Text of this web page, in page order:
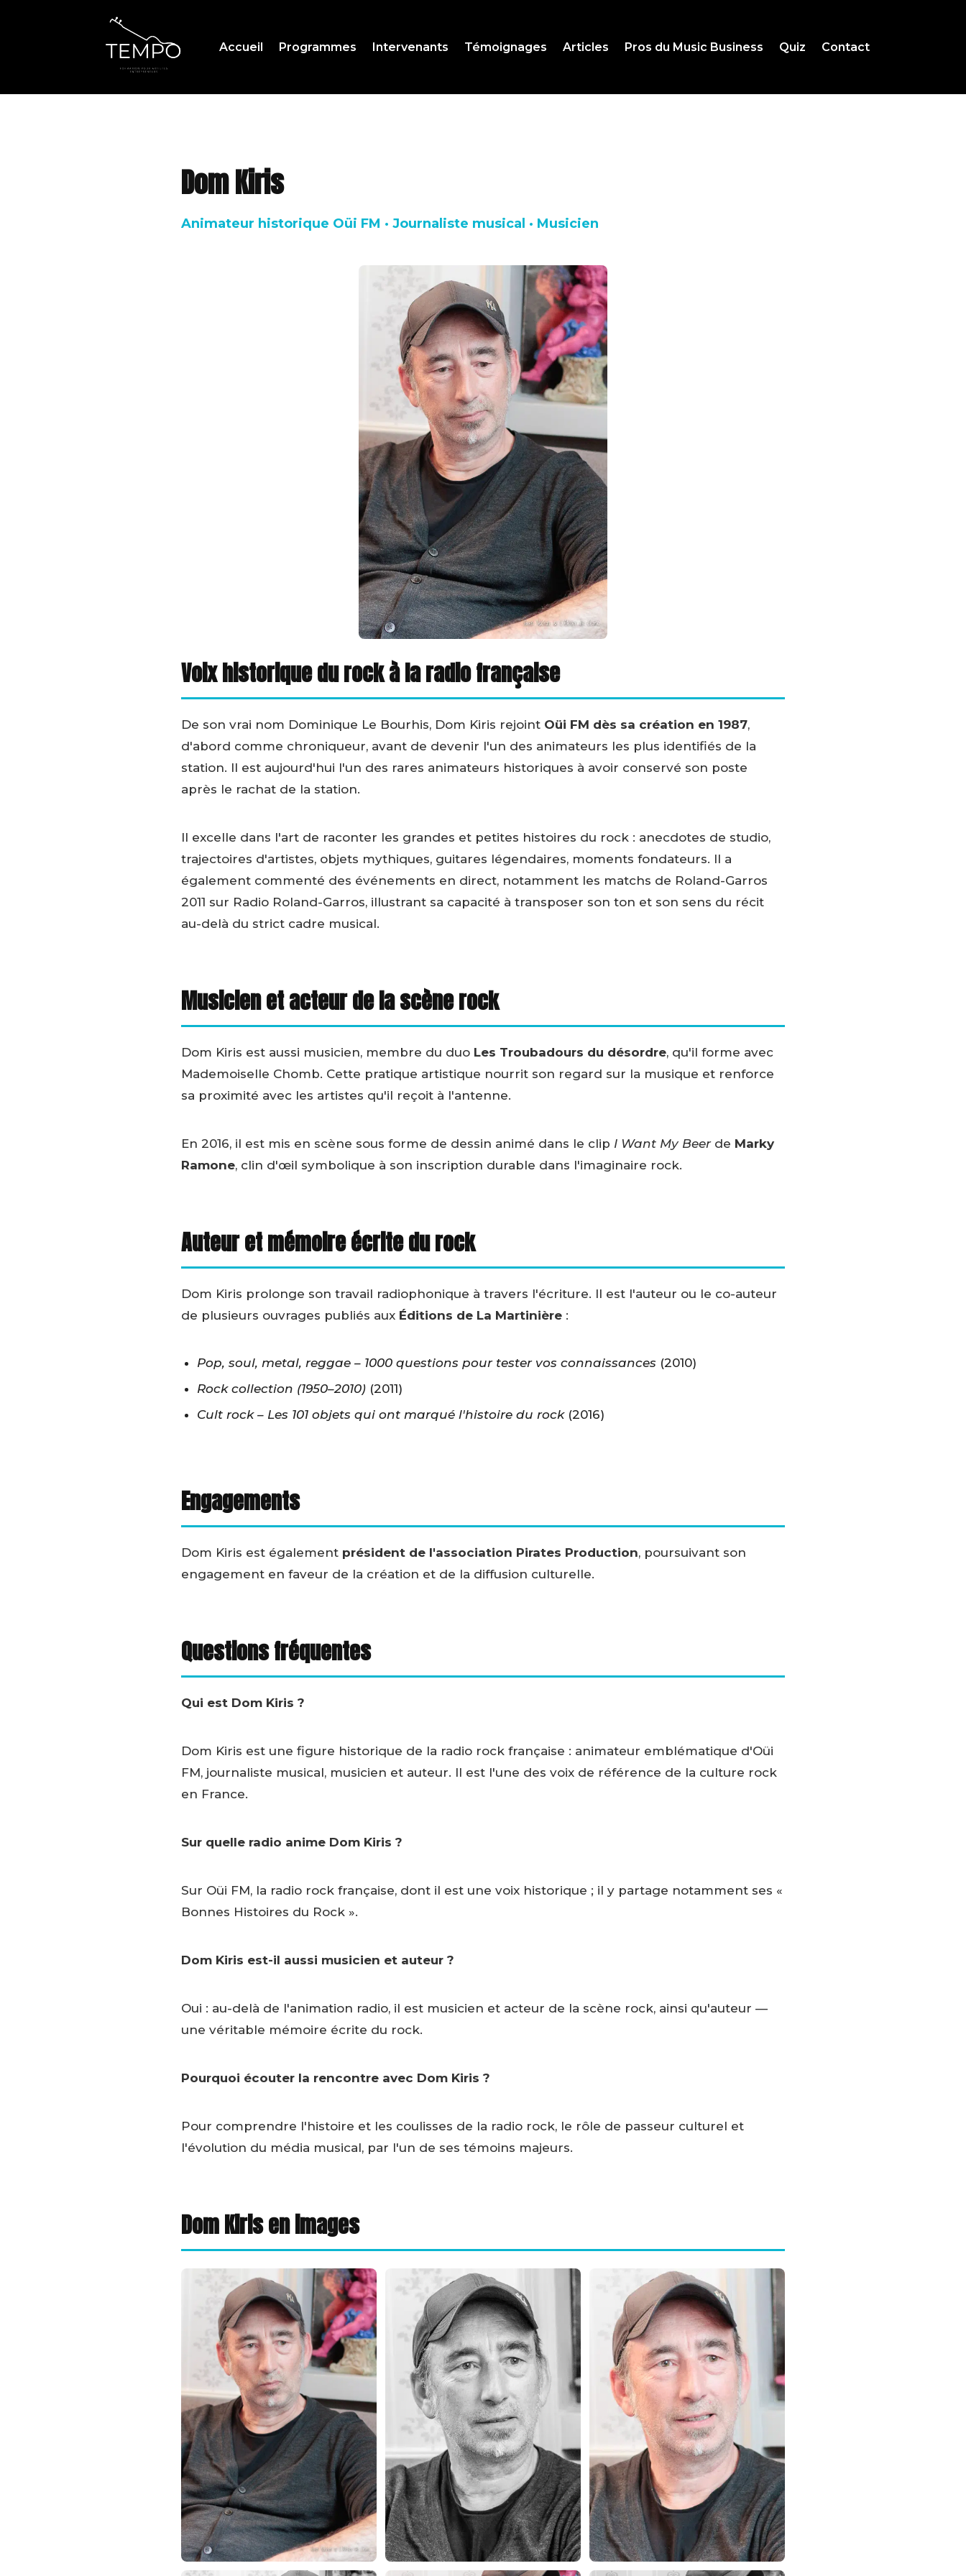
Accueil Programmes Intervenants Témoignages Articles Pros du Music Business Quiz Contact
Dom Kiris
Animateur historique Oüi FM · Journaliste musical · Musicien
Voix historique du rock à la radio française
De son vrai nom Dominique Le Bourhis, Dom Kiris rejoint Oüi FM dès sa création en 1987,
d'abord comme chroniqueur, avant de devenir l'un des animateurs les plus identifiés de la
station. Il est aujourd'hui l'un des rares animateurs historiques à avoir conservé son poste
après le rachat de la station.
Il excelle dans l'art de raconter les grandes et petites histoires du rock : anecdotes de studio,
trajectoires d'artistes, objets mythiques, guitares légendaires, moments fondateurs. Il a
également commenté des événements en direct, notamment les matchs de Roland-Garros
2011 sur Radio Roland-Garros, illustrant sa capacité à transposer son ton et son sens du récit
au-delà du strict cadre musical.
Musicien et acteur de la scène rock
Dom Kiris est aussi musicien, membre du duo Les Troubadours du désordre, qu'il forme avec
Mademoiselle Chomb. Cette pratique artistique nourrit son regard sur la musique et renforce
sa proximité avec les artistes qu'il reçoit à l'antenne.
En 2016, il est mis en scène sous forme de dessin animé dans le clip I Want My Beerde Marky
Ramone, clin d'œil symbolique à son inscription durable dans l'imaginaire rock.
Auteur et mémoire écrite du rock
Dom Kiris prolonge son travail radiophonique à travers l'écriture. Il est l'auteur ou le co-auteur
de plusieurs ouvrages publiés aux Éditions de La Martinière :
Pop, soul, metal, reggae – 1000 questions pour tester vos connaissances (2010)
Rock collection (1950–2010) (2011)
Cult rock – Les 101 objets qui ont marqué l'histoire du rock(2016)
Engagements
Dom Kiris est également président de l'association Pirates Production, poursuivant son
engagement en faveur de la création et de la diffusion culturelle.
Questions fréquentes
Qui est Dom Kiris ?
Dom Kiris est une figure historique de la radio rock française : animateur emblématique d'Oüi
FM, journaliste musical, musicien et auteur. Il est l'une des voix de référence de la culture rock
en France.
Sur quelle radio anime Dom Kiris ?
Sur Oüi FM, la radio rock française, dont il est une voix historique ; il y partage notamment ses «
Bonnes Histoires du Rock ».
Dom Kiris est-il aussi musicien et auteur ?
Oui : au-delà de l'animation radio, il est musicien et acteur de la scène rock, ainsi qu'auteur —
une véritable mémoire écrite du rock.
Pourquoi écouter la rencontre avec Dom Kiris ?
Pour comprendre l'histoire et les coulisses de la radio rock, le rôle de passeur culturel et
l'évolution du média musical, par l'un de ses témoins majeurs.
Dom Kiris en images